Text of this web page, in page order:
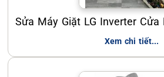
Sửa Máy Giặt LG Inverter Cửa
Xem chi tiết...